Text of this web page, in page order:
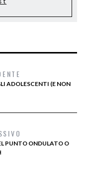
ADOLESCENTI (E NON
PUNTO ONDULATO O